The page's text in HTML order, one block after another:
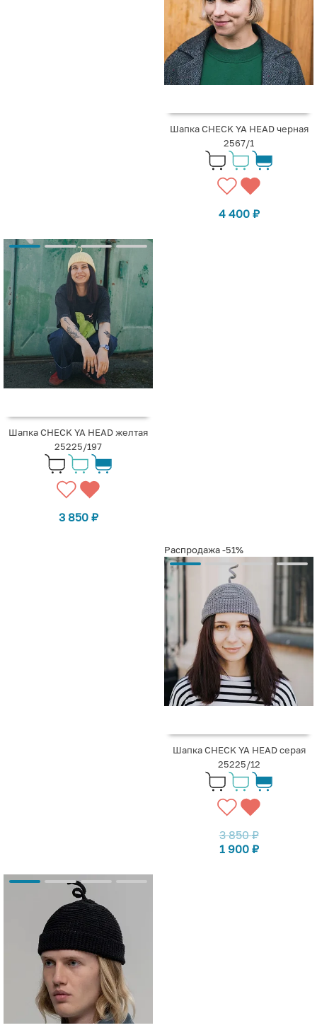
Шапка CHECK YA HEAD черная
2567/1
4 400 ₽
Шапка CHECK YA HEAD желтая
25225/197
3 850 ₽
Распродажа-51%
Шапка CHECK YA HEAD серая
25225/12
3 850₽
1 900 ₽